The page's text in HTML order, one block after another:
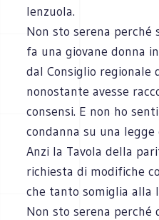
lenzuola.
Non sto serena perché
fa una giovane donna
dal Consiglio regionale
nonostante avesse
consensi. E non ho
condanna su una
Anzi la Tavola della
richiesta di modifiche
che tanto somiglia alla
Non sto serena perché